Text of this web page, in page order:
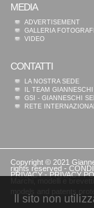
Il sito non
MEDIA
ADVERTISEMENT
GALLERIA
VIDEO
CONTATTI
LA NOSTRA SEDE
IL TEAM GIANNESCHI
GSI - GIANNESCHI
RETE
Copyright © 2021
rights reserved -
PRIVACY-PRIVACY